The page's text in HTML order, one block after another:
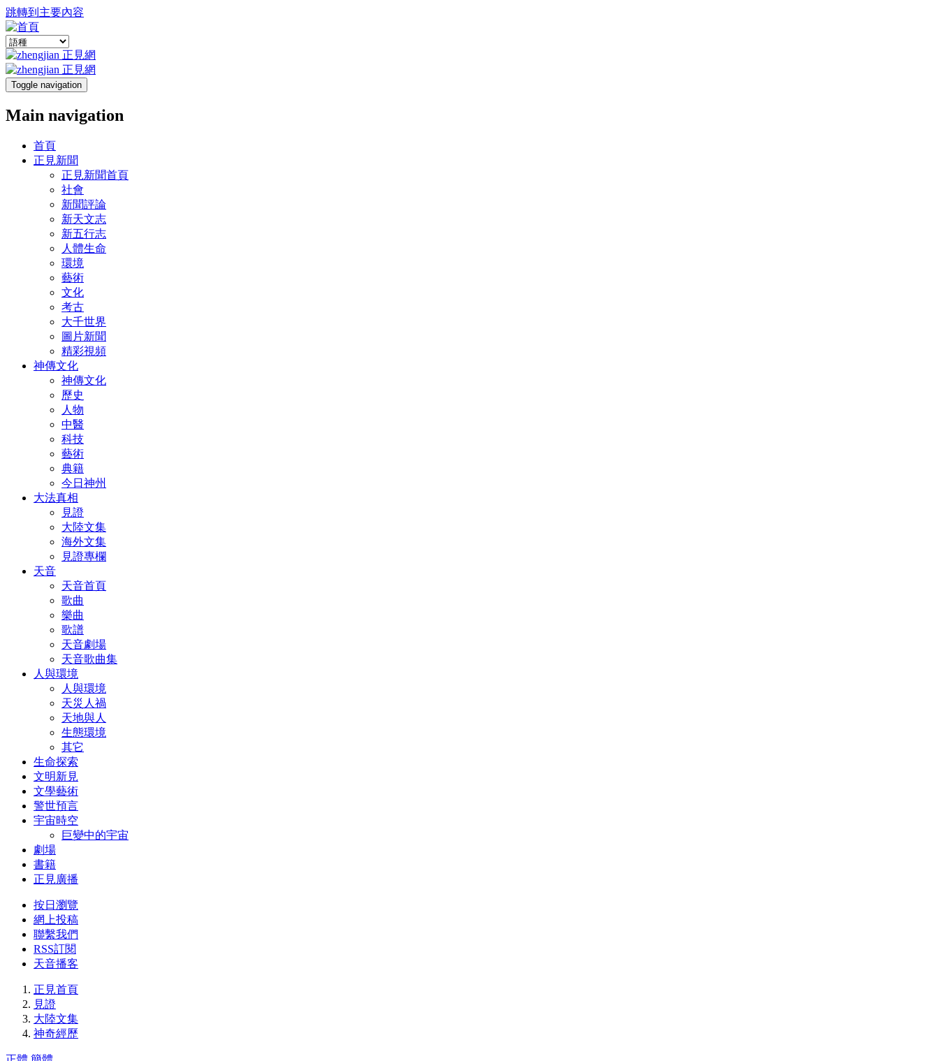
跳轉到主要內容
Toggle navigation
Main navigation
首頁
正見新聞
正見新聞首頁
社會
新聞評論
新天文志
新五行志
人體生命
環境
藝術
文化
考古
大千世界
圖片新聞
精彩視頻
神傳文化
神傳文化
歷史
人物
中醫
科技
藝術
典籍
今日神州
大法真相
見證
大陸文集
海外文集
見證專欄
天音
天音首頁
歌曲
樂曲
歌譜
天音劇場
天音歌曲集
人與環境
人與環境
天災人禍
天地與人
生態環境
其它
生命探索
文明新見
文學藝術
警世預言
宇宙時空
巨變中的宇宙
劇場
書籍
正見廣播
按日瀏覽
網上投稿
聯繫我們
RSS訂閱
天音播客
正見首頁
見證
大陸文集
神奇經歷